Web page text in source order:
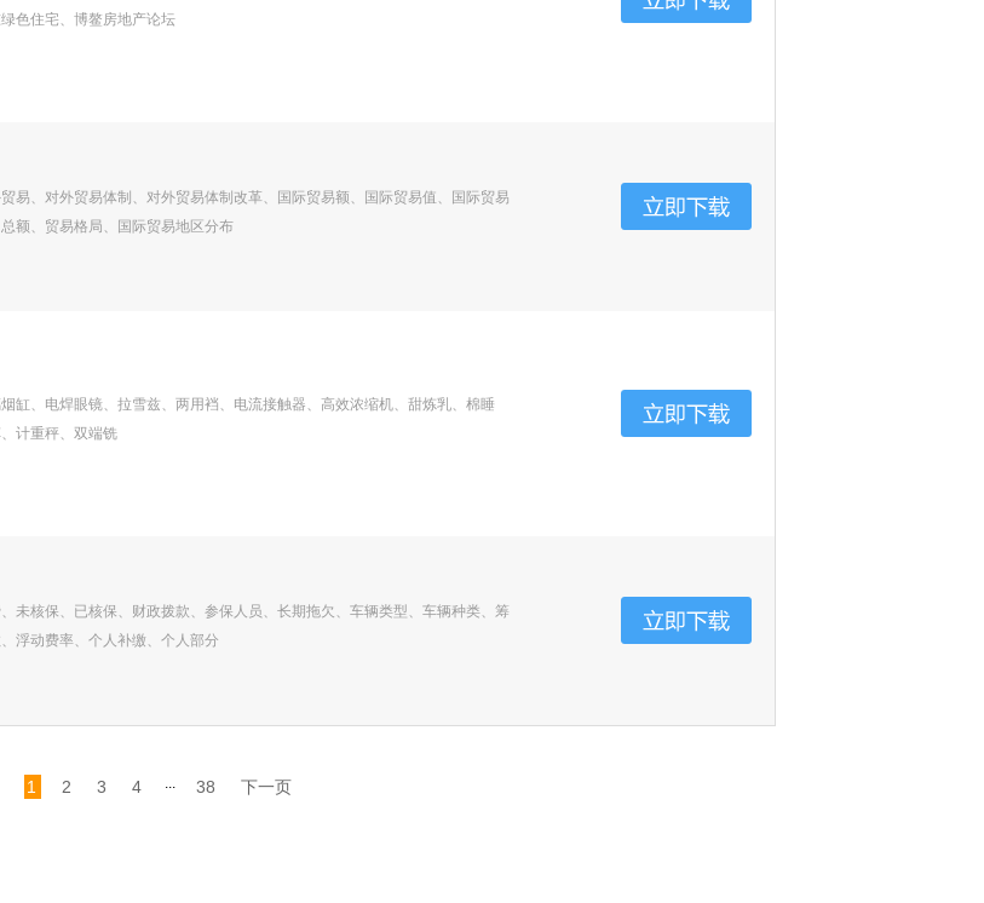
色住宅、博鳌房地产论坛
易、对外贸易体制、对外贸易体制改革、国际贸易额、国际贸易值、国际贸易
额、贸易格局、国际贸易地区分布
缸、电焊眼镜、拉雪兹、两用裆、电流接触器、高效浓缩机、甜炼乳、棉睡
计重秤、双端铣
未核保、已核保、财政拨款、参保人员、长期拖欠、车辆类型、车辆种类、筹
浮动费率、个人补缴、个人部分
1 2 3 4 ... 38 下一页